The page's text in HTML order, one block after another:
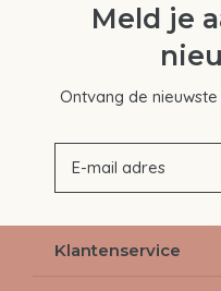
Meld je
Ontvang de
Klantenservice